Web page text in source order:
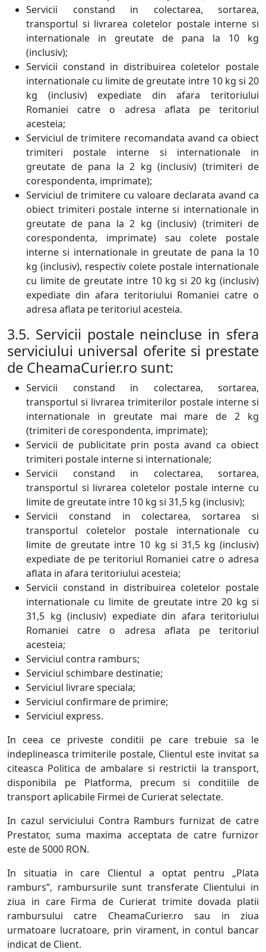
Servicii constand in colectarea, sortarea,
transportul si livrarea coletelor postale interne si
internationale in greutate de pana la 10 kg
(inclusiv);
Servicii constand in distribuirea coletelor postale
internationale cu limite de greutate intre 10 kg si 20
kg (inclusiv) expediate din afara teritoriului
Romaniei catre o adresa aflata pe teritoriul
acesteia;
Serviciul de trimitere recomandata avand ca obiect
trimiteri postale interne si internationale in
greutate de pana la 2 kg (inclusiv) (trimiteri de
corespondenta, imprimate);
Serviciul de trimitere cu valoare declarata avand ca
obiect trimiteri postale interne si internationale in
greutate de pana la 2 kg (inclusiv) (trimiteri de
corespondenta, imprimate) sau colete postale
interne si internationale in greutate de pana la 10
kg (inclusiv), respectiv colete postale internationale
cu limite de greutate intre 10 kg si 20 kg (inclusiv)
expediate din afara teritoriului Romaniei catre o
adresa aflata pe teritoriul acesteia.
3.5. Servicii postale neincluse in sfera
serviciului universal oferite si prestate
de CheamaCurier.ro sunt:
Servicii constand in colectarea, sortarea,
transportul si livrarea trimiterilor postale interne si
internationale in greutate mai mare de 2 kg
(trimiteri de corespondenta, imprimate);
Servicii de publicitate prin posta avand ca obiect
trimiteri postale interne si internationale;
Servicii constand in colectarea, sortarea,
transportul si livrarea coletelor postale interne cu
limite de greutate intre 10 kg si 31,5 kg (inclusiv);
Servicii constand in colectarea, sortarea si
transportul coletelor postale internationale cu
limite de greutate intre 10 kg si 31,5 kg (inclusiv)
expediate de pe teritoriul Romaniei catre o adresa
aflata in afara teritoriului acesteia;
Servicii constand in distribuirea coletelor postale
internationale cu limite de greutate intre 20 kg si
31,5 kg (inclusiv) expediate din afara teritoriului
Romaniei catre o adresa aflata pe teritoriul
acesteia;
Serviciul contra ramburs;
Serviciul schimbare destinatie;
Serviciul livrare speciala;
Serviciul confirmare de primire;
Serviciul express.
In ceea ce priveste conditii pe care trebuie sa le
indeplineasca trimiterile postale, Clientul este invitat sa
citeasca Politica de ambalare si restrictii la transport,
disponibila pe Platforma, precum si conditiile de
transport aplicabile Firmei de Curierat selectate.
In cazul serviciului Contra Ramburs furnizat de catre
Prestator, suma maxima acceptata de catre furnizor
este de 5000 RON.
In situatia in care Clientul a optat pentru „Plata
ramburs”, rambursurile sunt transferate Clientului in
ziua in care Firma de Curierat trimite dovada platii
rambursului catre CheamaCurier.ro sau in ziua
urmatoare lucratoare, prin virament, in contul bancar
indicat de Client.